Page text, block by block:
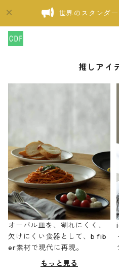
世界のスタンダ
推しアイ
オーバル皿を、割れにくく、
欠けにくい食器として、b fib
er素材で現代に再現。
もっと見る